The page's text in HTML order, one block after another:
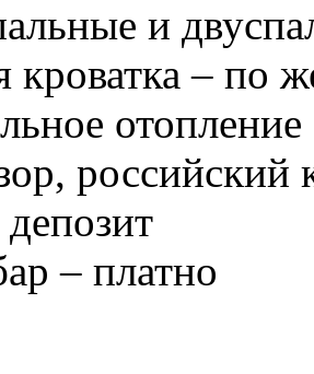
и
кроватка – по
отопление
российский
– платно